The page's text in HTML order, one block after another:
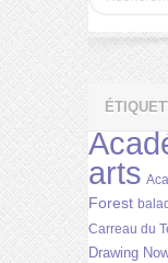
arts
Forest
Carreau du
Drawing